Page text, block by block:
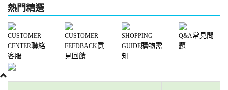
熱門精選
CUSTOMER
CENTER聯絡
客服
CUSTOMER
FEEDBACK意
見回饋
SHOPPING
GUIDE購物需
知
Q&A常見問
題